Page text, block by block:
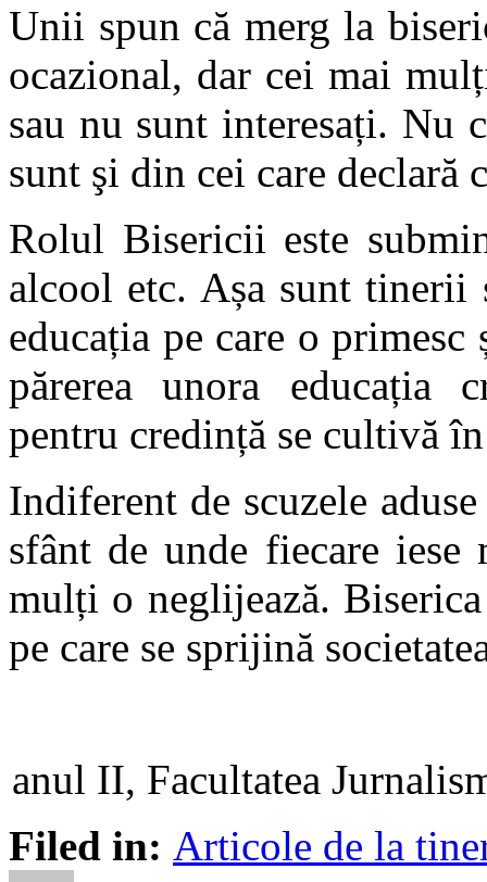
Unii spun că merg la
ocazional, dar cei mai
sau nu sunt interesați. Nu
sunt şi din cei care declară
Rolul Bisericii este
alcool etc. Așa sunt tinerii
educația pe care o
părerea unora educația
pentru credință se cultivă
Indiferent de scuzele
sfânt de unde fiecare iese
mulți o neglijează.
pe care se sprijină
anul II, Facultatea
Filed in: Articole de la